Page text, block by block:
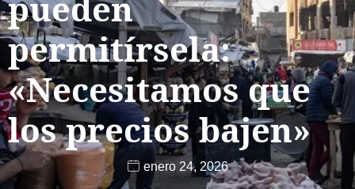
permitírsela:
«Necesitamos que
los precios bajen»
enero 24, 2026